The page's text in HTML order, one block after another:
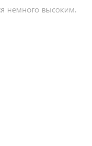
немного высоким.